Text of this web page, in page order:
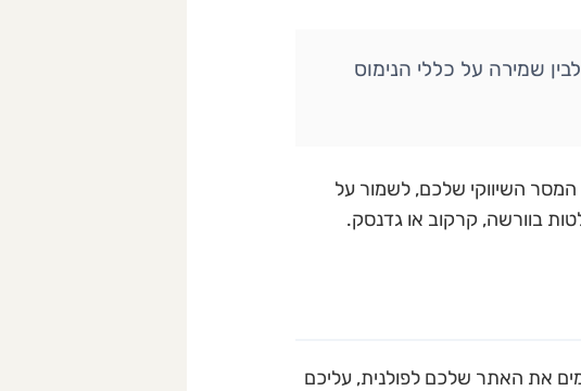
לבין שמירה על כללי הנימוס
המסר השיווקי שלכם, לשמור על
בוורשה, קרקוב או גדנסק.
את האתר שלכם לפולנית, עליכם